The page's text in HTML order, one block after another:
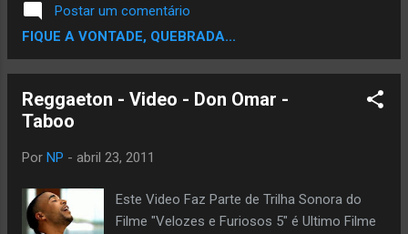
Postar um comentário
FIQUE A VONTADE, QUEBRADA...
Reggaeton - Video - Don Omar -
Taboo
Por NP - abril 23, 2011
Este Video Faz Parte de Trilha Sonora do
Filme "Velozes e Furiosos 5" é Ultimo Filme